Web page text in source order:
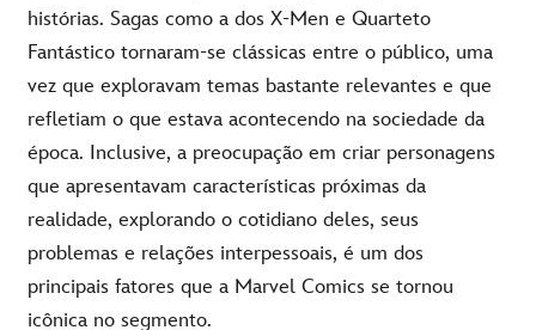
histórias. Sagas como a dos X-Men e Quarteto
Fantástico tornaram-se clássicas entre o público, uma
vez que exploravam temas bastante relevantes e que
refletiam o que estava acontecendo na sociedade da
época. Inclusive, a preocupação em criar personagens
que apresentavam características próximas da
realidade, explorando o cotidiano deles, seus
problemas e relações interpessoais, é um dos
principais fatores que a Marvel Comics se tornou
icônica no segmento.